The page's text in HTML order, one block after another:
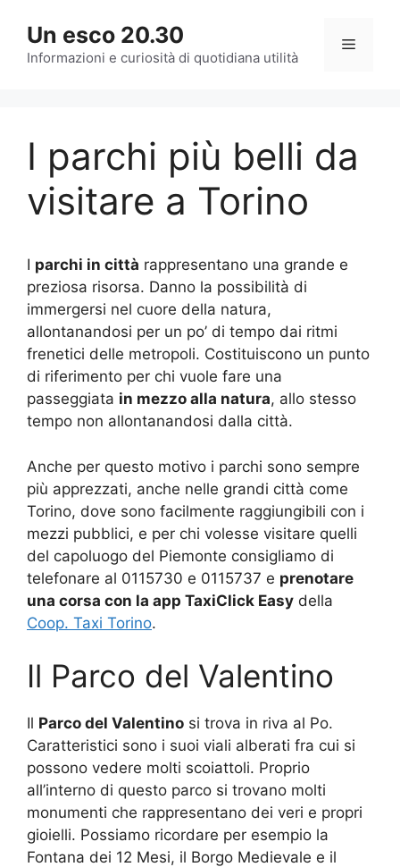
contenuto
Un esco 20.30
Informazioni e curiosità di quotidiana utilità
Menu
I parchi più belli da
visitare a Torino
I parchi in città rappresentano una grande e
preziosa risorsa. Danno la possibilità di
immergersi nel cuore della natura,
allontanandosi per un po’ di tempo dai ritmi
frenetici delle metropoli. Costituiscono un punto
di riferimento per chi vuole fare una
passeggiata in mezzo alla natura, allo stesso
tempo non allontanandosi dalla città.
Anche per questo motivo i parchi sono sempre
più apprezzati, anche nelle grandi città come
Torino, dove sono facilmente raggiungibili con i
mezzi pubblici, e per chi volesse visitare quelli
del capoluogo del Piemonte consigliamo di
telefonare al 0115730 e 0115737 e prenotare
una corsa con la app TaxiClick Easy della
Coop. Taxi Torino.
Il Parco del Valentino
Il Parco del Valentino si trova in riva al Po.
Caratteristici sono i suoi viali alberati fra cui si
possono vedere molti scoiattoli. Proprio
all’interno di questo parco si trovano molti
monumenti che rappresentano dei veri e propri
gioielli. Possiamo ricordare per esempio la
Fontana dei 12 Mesi, il Borgo Medievale e il